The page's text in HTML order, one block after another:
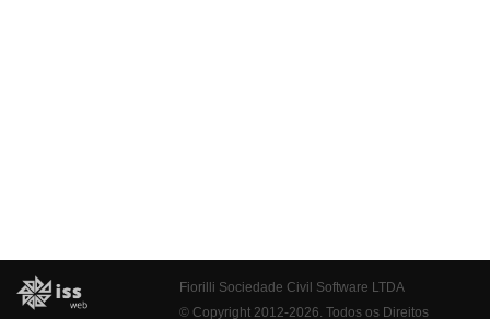
Fiorilli Sociedade Civil Software LTDA
© Copyright 2012-2026. Todos os Direitos